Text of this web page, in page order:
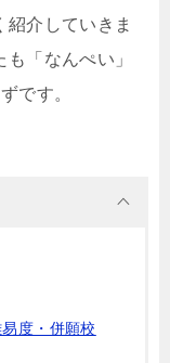
介していきま
「なんぺい」
です。
度・併願校